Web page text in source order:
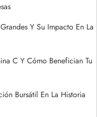
Y Su Impacto En La
C Y Cómo Benefician Tu
Bursátil En La Historia